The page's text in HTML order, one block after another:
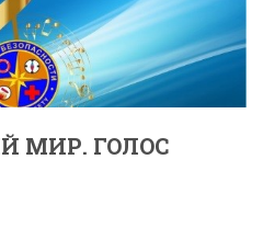
МИР. ГОЛОС